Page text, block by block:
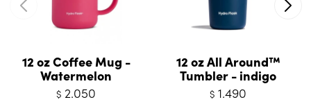
12 oz Coffee Mug -
Watermelon
$ 2.050
12 oz All Around™
Tumbler - indigo
$ 1.490